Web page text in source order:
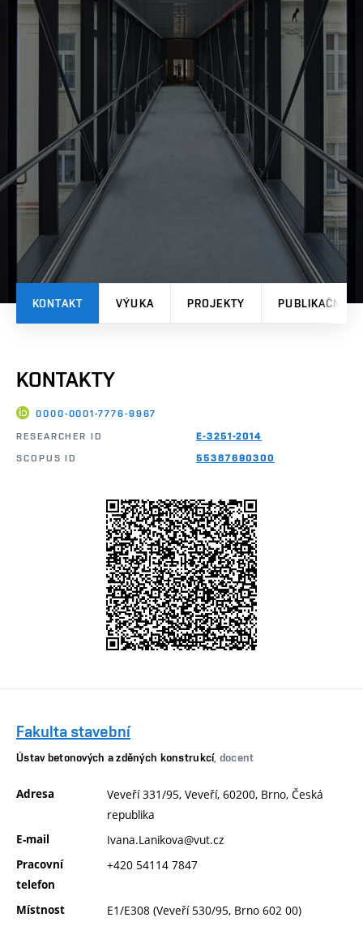
KONTAKT VÝUKA PROJEKTY PUBLIKAČNÍ
KONTAKTY
0000-0001-7776-9967
RESEARCHER ID
E-3251-2014
SCOPUS ID
55387690300
Fakulta stavební
Ústav betonových a zděných konstrukcí, docent
Adresa
Veveří 331/95, Veveří, 60200, Brno, Česká
republika
E-mail Ivana.Lanikova@vut.cz
Pracovní
telefon
+420 54114 7847
Místnost E1/E308 (Veveří 530/95, Brno 602 00)